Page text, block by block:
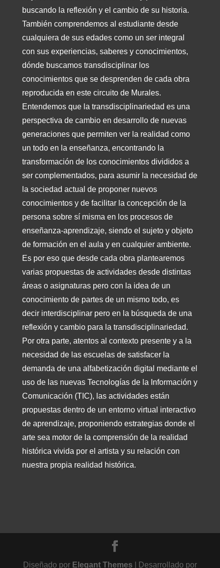
buscando la reflexión y el cambio de su historia.
También comprendemos al estudiante desde
cualquiera de sus edades como un ser integral
con sus experiencias, saberes y conocimientos,
dónde buscamos transdisciplinar los
conocimientos que se desprenden de cada obra
reproducida en este circuito de Murales.
Entendemos que la transdisciplinariedad es una
perspectiva de cambio en desarrollo de nuevas
generaciones que permiten ver la realidad como
un todo en la enseñanza, encontrando la
transformación de los conocimientos divididos a
ser complementados, para asumir la necesidad de
la sociedad actual de proponer nuevos
conocimientos y de facilitar la concepción de la
persona sobre sí misma en los procesos de
enseñanza-aprendizaje, siendo el sujeto y objeto
de formación en el aula y en cualquier ambiente.
Es por eso que desde cada obra plantearemos
varias propuestas de actividades desde distintas
áreas o asignaturas pero con la idea de un
conocimiento de partes de un mismo todo, es
decir interdisciplinar pero en la búsqueda de una
reflexión y cambio para la transdisciplinariedad.
Por otra parte, atentos al contexto presente y a la
necesidad de las escuelas de satisfacer la
demanda de una alfabetización digital mediante el
uso de las nuevas Tecnologías de la Información y
Comunicación (TIC), las actividades están
propuestas dentro de un entorno virtual interactivo
de aprendizaje, proponiendo estrategias donde el
arte sea motor de la comprensión de la realidad
histórica vivida por el artista y su relación con
nuestra propia realidad histórica.
Diseñado por Elegant Themes | Desarrollado por